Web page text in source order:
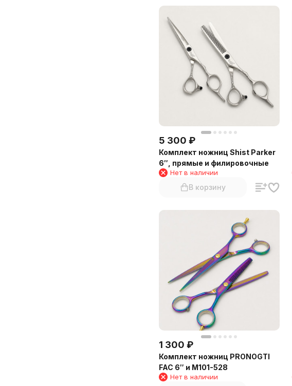
5 300 ₽
Комплект ножниц Shist Parker
6″, прямые и филировочные
Нет в наличии
В корзину
1 300 ₽
Комплект ножниц PRONOGTI
FAC 6″ и M101-528
Нет в наличии